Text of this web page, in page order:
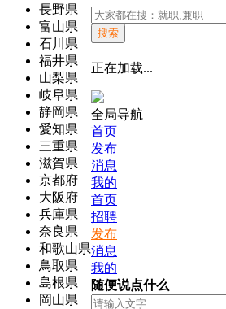
長野県
富山県
石川県
福井県
山梨県
岐阜県
静岡県
愛知県
三重県
滋賀県
京都府
大阪府
兵庫県
奈良県
和歌山県
鳥取県
島根県
岡山県
搜索
正在加载...
全局导航
首页
发布
消息
我的
首页
招聘
发布
消息
我的
随便说点什么